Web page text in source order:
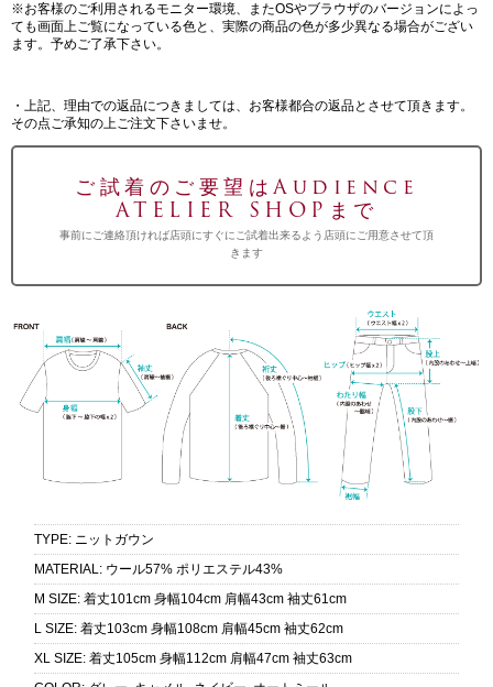
※お客様のご利用されるモニター環境、またOSやブラウザのバージョンによっ
ても画面上ご覧になっている色と、実際の商品の色が多少異なる場合がござい
ます。予めご了承下さい。
・上記、理由での返品につきましては、お客様都合の返品とさせて頂きます。
その点ご承知の上ご注文下さいませ。
ご試着のご要望はAudience
ATELIER SHOPまで
事前にご連絡頂ければ店頭にすぐにご試着出来るよう店頭にご用意させて頂
きます
TYPE: ニットガウン
MATERIAL : ウール57% ポリエステル43%
M SIZE: 着丈101cm 身幅104cm 肩幅43cm 袖丈61cm
L SIZE: 着丈103cm 身幅108cm 肩幅45cm 袖丈62cm
XL SIZE: 着丈105cm 身幅112cm 肩幅47cm 袖丈63cm